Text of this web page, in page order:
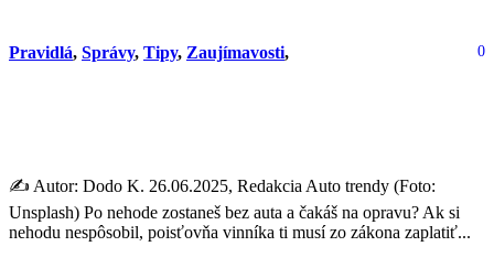
Pravidlá, Správy, Tipy, Zaujímavosti, 0
✍️ Autor: Dodo K. 26.06.2025, Redakcia Auto trendy (Foto:
Unsplash) Po nehode zostaneš bez auta a čakáš na opravu? Ak si
nehodu nespôsobil, poisťovňa vinníka ti musí zo zákona zaplatiť...